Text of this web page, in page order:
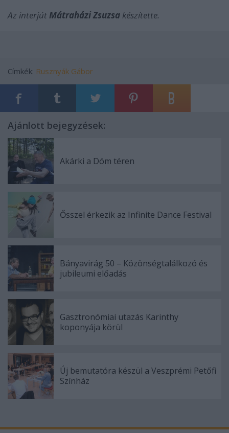
Az interjútMátraházi Zsuzsa készítette.
Címkék: Rusznyák Gábor
Ajánlott bejegyzések:
Akárki a Dóm téren
Ősszel érkezik az Infinite Dance Festival
Bányavirág 50 – Közönségtalálkozó és
jubileumi előadás
Gasztronómiai utazás Karinthy
koponyája körül
Új bemutatóra készül a Veszprémi Petőfi
Színház